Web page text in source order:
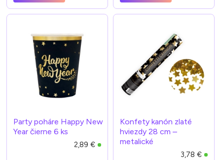
Party poháre Happy New
Year čierne 6 ks
2,89 €
Konfety kanón zlaté
hviezdy 28 cm –
metalické
3,78 €